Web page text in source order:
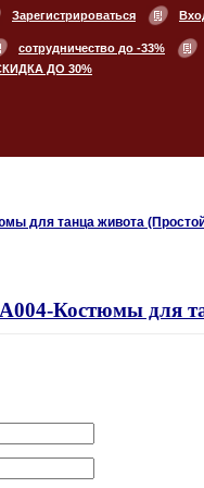
Зарегистрироваться
сотрудничество до -33%
ДО 30%
для танца живота
A004-Костюмы для